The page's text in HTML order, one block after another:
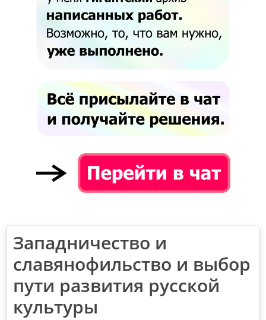
Западничество и
славянофильство и выбор
пути развития русской
культуры